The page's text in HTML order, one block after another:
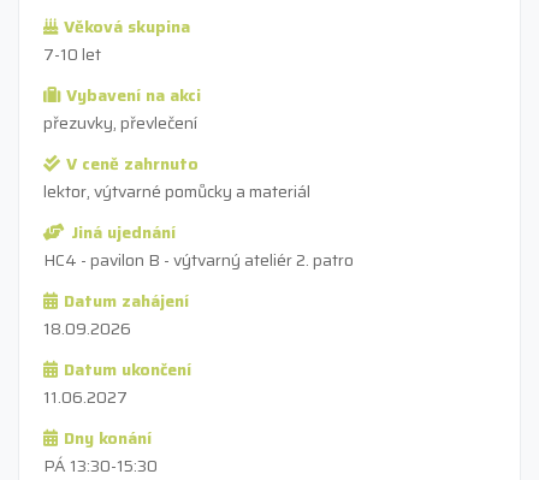
Věková skupina
7-10 let
Vybavení na akci
přezuvky, převlečení
V ceně zahrnuto
lektor, výtvarné pomůcky a materiál
Jiná ujednání
HC4 - pavilon B - výtvarný ateliér 2. patro
Datum zahájení
18.09.2026
Datum ukončení
11.06.2027
Dny konání
PÁ 13:30-15:30